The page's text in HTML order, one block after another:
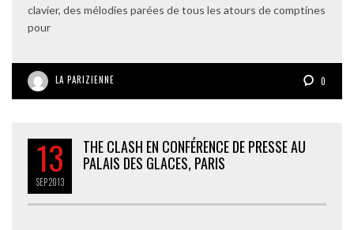
clavier, des mélodies parées de tous les atours de comptines
pour
LA PARIZIENNE 0
13
SEP2013
THE CLASH EN CONFÉRENCE DE PRESSE AU
PALAIS DES GLACES, PARIS